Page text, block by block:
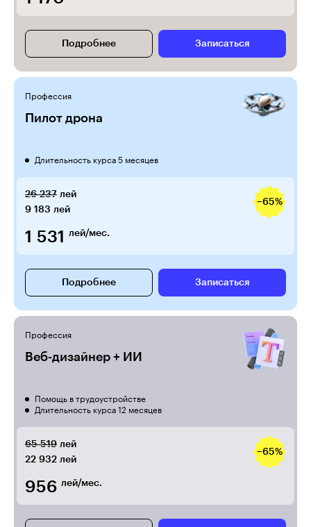
Подробнее Записаться
Профессия
Пилот дрона
Длительность курса 5 месяцев
26 237 лей
9 183 лей
−65%
1 531 лей/мес.
Подробнее Записаться
Профессия
Веб-дизайнер + ИИ
Помощь в трудоустройстве
Длительность курса 12 месяцев
65 519 лей
22 932 лей
−65%
956 лей/мес.